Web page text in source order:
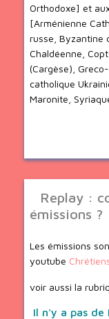
Orthodoxe] et
[Arménienne
russe, Byzantine
Chaldéenne,
(Cargèse),
catholique
Maronite,
Replay :
émissions ?
Les émissions
youtube
voir aussi la
Il n'y a pas de